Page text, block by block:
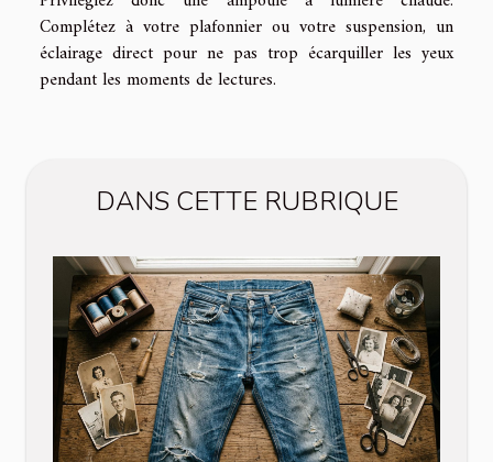
Complétez à votre plafonnier ou votre suspension, un
éclairage direct pour ne pas trop écarquiller les yeux
pendant les moments de lectures.
DANS CETTE RUBRIQUE